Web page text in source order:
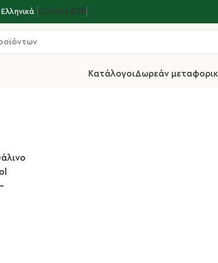
Ελληνικά Costos Β2Β
ΚατάλογοιΔωρεάν